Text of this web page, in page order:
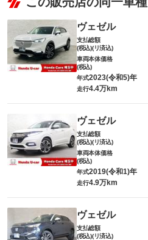
ヴェゼル
支払総額
(税込)(リ済込)
車両本体価格
(税込)
年式2023(令和5)年
走行4.4万km
ヴェゼル
支払総額
(税込)(リ済込)
車両本体価格
(税込)
年式2019(令和1)年
走行4.9万km
ヴェゼル
支払総額
(税込)(リ済込)